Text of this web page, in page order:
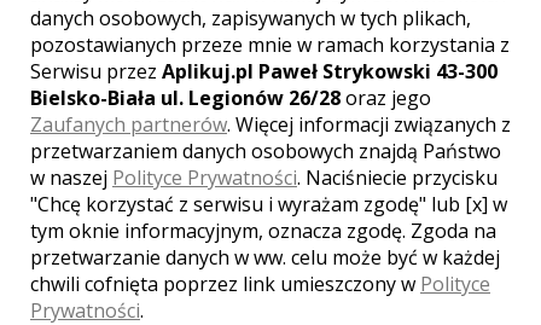
danych osobowych, zapisywanych w tych plikach,
pozostawianych przeze mnie w ramach korzystania z
Serwisu przez Aplikuj.pl Paweł Strykowski 43-300
Bielsko-Biała ul. Legionów 26/28oraz jego
Zaufanych partnerów. Więcej informacji związanych z
przetwarzaniem danych osobowych znajdą Państwo
w naszej Polityce Prywatności. Naciśniecie przycisku
"Chcę korzystać z serwisu i wyrażam zgodę" lub [x] w
tym oknie informacyjnym, oznacza zgodę. Zgoda na
przetwarzanie danych w ww. celu może być w każdej
chwili cofnięta poprzez link umieszczony w Polityce
Prywatności.